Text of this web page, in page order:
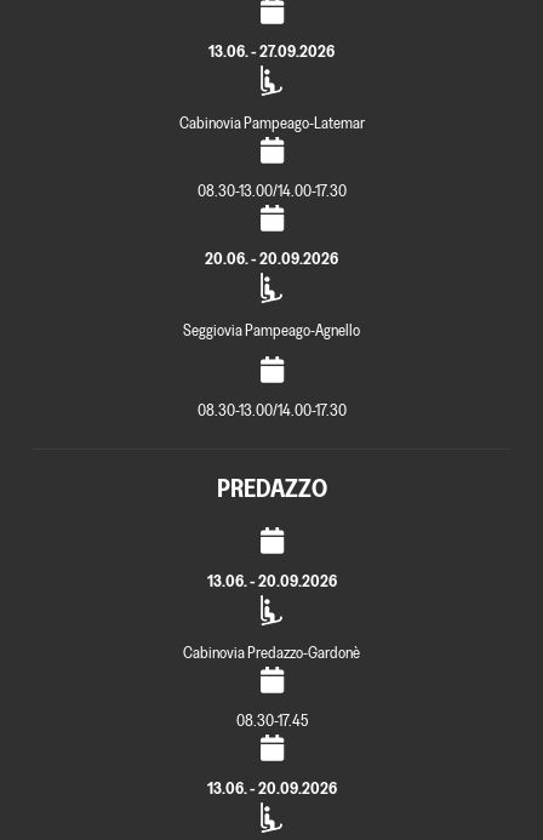
13.06. - 27.09.2026
Cabinovia Pampeago-Latemar
08.30-13.00/14.00-17.30
20.06. - 20.09.2026
Seggiovia Pampeago-Agnello
08.30-13.00/14.00-17.30
PREDAZZO
13.06. - 20.09.2026
Cabinovia Predazzo-Gardonè
08.30-17.45
13.06. - 20.09.2026